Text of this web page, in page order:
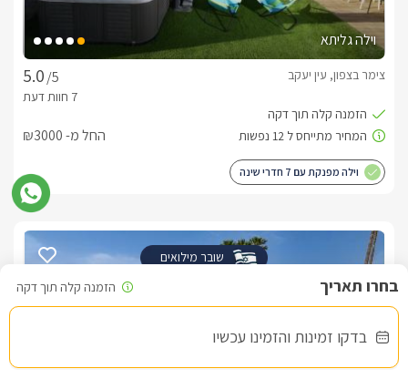
בדקו זמינות והזמינו עכשיו
וילה גליתא
/5
צימר בצפון, עין יעקב
החל מ- ₪3000
וילה מפנקת עם 7 חדרי שינה
שובר מילואים